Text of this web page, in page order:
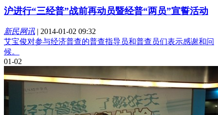
沪进行“三经普”战前再动员暨经普“两员”宣誓活动
新民网讯 | 2014-01-02 09:32
艾宝俊对参与经济普查的普查指导员和普查员们表示感谢和问
候。
01-02